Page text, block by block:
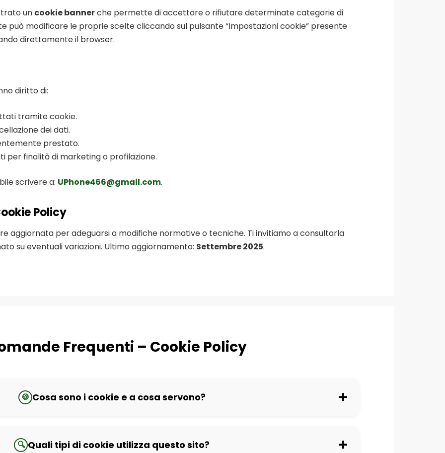
un cookie bannerche permette di accettare o rifiutare determinate categorie di
può modificare le proprie scelte cliccando sul pulsante “Impostazioni cookie” presente
direttamente il browser.
diritto di:
tramite cookie.
dei dati.
prestato.
per finalità di marketing o profilazione.
scrivere a: UPhone466@gmail.com.
Policy
aggiornata per adeguarsi a modifiche normative o tecniche. Ti invitiamo a consultarla
su eventuali variazioni. Ultimo aggiornamento: Settembre 2025.
Frequenti – Cookie Policy
🍪 Cosa sono i cookie e a cosa servono? ➕
🔍 Quali tipi di cookie utilizza questo sito? ➕